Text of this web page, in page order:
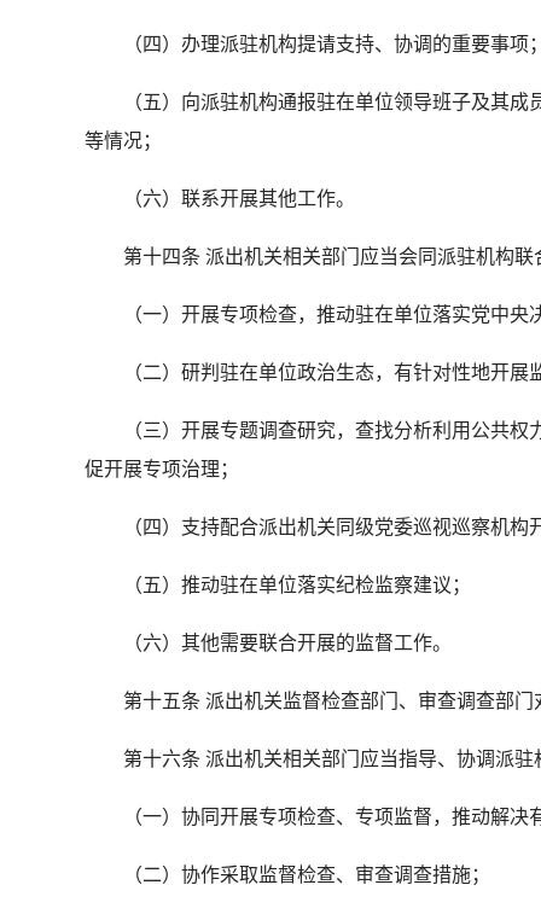
（四）办理派驻机构提请支持、协调的重要事项
（五）向派驻机构通报驻在单位领导班子及其成
等情况；
（六）联系开展其他工作。
第十四条 派出机关相关部门应当会同派驻机构联
（一）开展专项检查，推动驻在单位落实党中央
（二）研判驻在单位政治生态，有针对性地开展
（三）开展专题调查研究，查找分析利用公共权
促开展专项治理；
（四）支持配合派出机关同级党委巡视巡察机构
（五）推动驻在单位落实纪检监察建议；
（六）其他需要联合开展的监督工作。
第十五条 派出机关监督检查部门、审查调查部门
第十六条 派出机关相关部门应当指导、协调派驻
（一）协同开展专项检查、专项监督，推动解决
（二）协作采取监督检查、审查调查措施；